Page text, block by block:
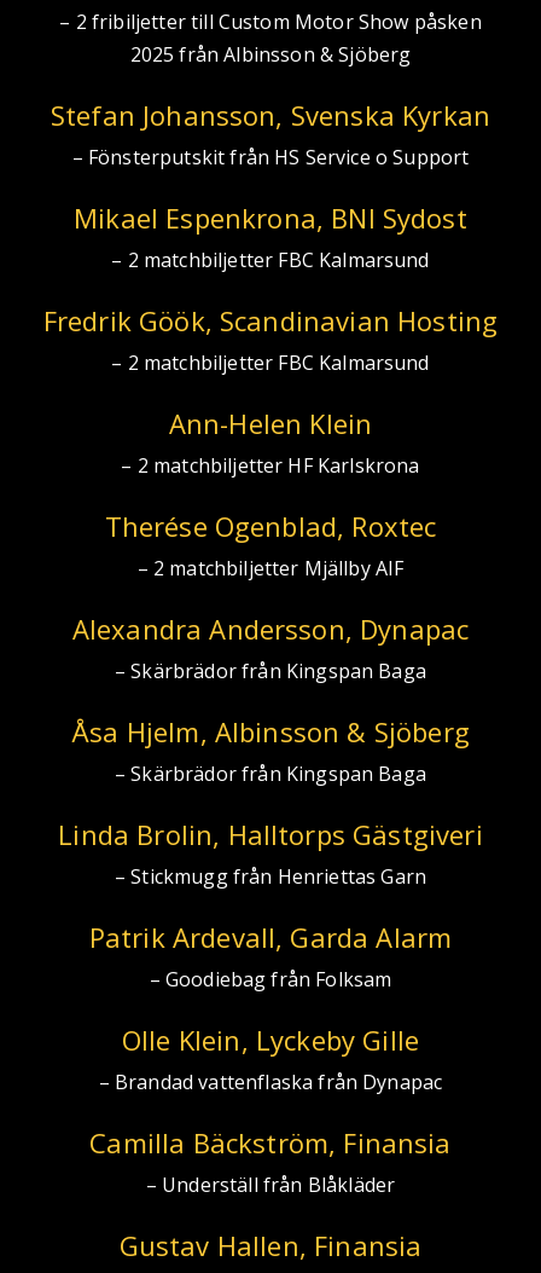
– 2 fribiljetter till Custom Motor Show påsken
2025 från Albinsson & Sjöberg
Stefan Johansson, Svenska Kyrkan
– Fönsterputskit från HS Service o Support
Mikael Espenkrona, BNI Sydost
– 2 matchbiljetter FBC Kalmarsund
Fredrik Göök, Scandinavian Hosting
– 2 matchbiljetter FBC Kalmarsund
Ann-Helen Klein
– 2 matchbiljetter HF Karlskrona
Therése Ogenblad, Roxtec
– 2 matchbiljetter Mjällby AIF
Alexandra Andersson, Dynapac
– Skärbrädor från Kingspan Baga
Åsa Hjelm, Albinsson & Sjöberg
– Skärbrädor från Kingspan Baga
Linda Brolin, Halltorps Gästgiveri
– Stickmugg från Henriettas Garn
Patrik Ardevall, Garda Alarm
– Goodiebag från Folksam
Olle Klein, Lyckeby Gille
– Brandad vattenflaska från Dynapac
Camilla Bäckström, Finansia
– Underställ från Blåkläder
Gustav Hallen, Finansia